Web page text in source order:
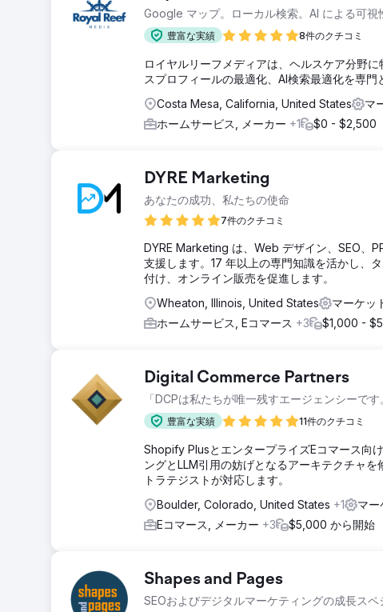
Google マップ。ローカル検索。AI による可視
豊富な実績 8件のクチコミ
ロイヤルリーフメディアは、ヘルスケア分野
スプロフィールの最適化、AI検索最適化を専門
Costa Mesa, California, United States
マ
ホームサービス, メーカー +1 $0 - $2,500
DYRE Marketing
あなたの成功、私たちの使命
7件のクチコミ
DYRE Marketing は、Web デザイン、SEO、
支援します。17 年以上の専門知識を活かし、
付け、オンライン販売を促進します。
Wheaton, Illinois, United States
マーケッ
ホームサービス, Eコマース +3 $1,000 -
Digital Commerce Partners
「DCPは私たちが唯一残すエージェンシーで
豊富な実績 11件のクチコミ
Shopify PlusとエンタープライズEコマース向
ングとLLM引用の妨げとなるアーキテクチャ
トラテジストが対応します。
Boulder, Colorado, United States +1 マ
Eコマース, メーカー +3 $5,000 から開始
Shapes and Pages
SEOおよびデジタルマーケティングの成長スペ